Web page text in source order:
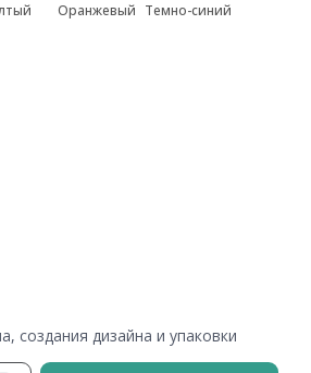
Оранжевый Темно-синий
создания дизайна и упаковки